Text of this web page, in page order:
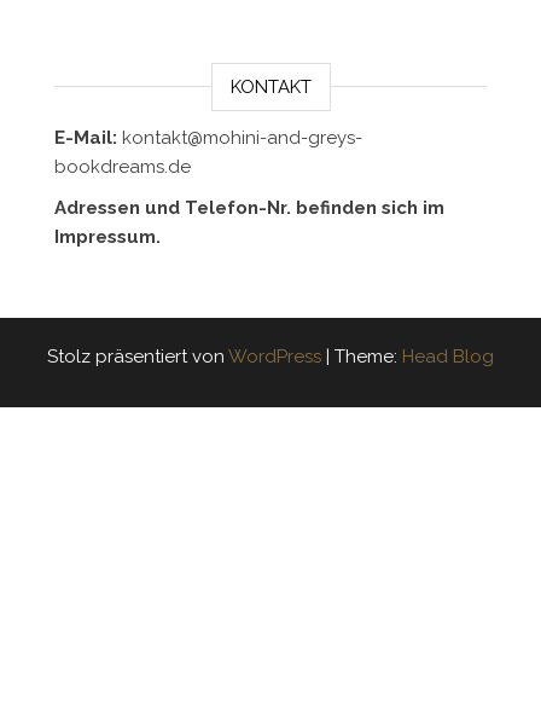
KONTAKT
E-Mail: kontakt@mohini-and-greys-
bookdreams.de
Adressen und Telefon-Nr. befinden sich im
Impressum.
Stolz präsentiert von WordPress | Theme: Head Blog